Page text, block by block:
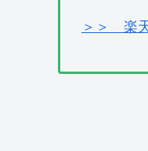
＞＞ 楽